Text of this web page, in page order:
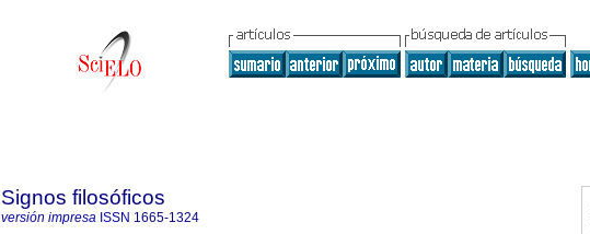
Signos filosóficos
versión impresa ISSN 1665-1324